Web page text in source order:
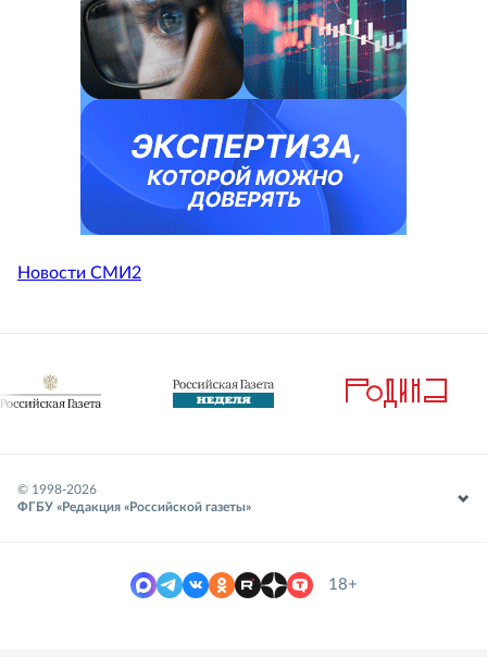
Новости СМИ2
© 1998-2026
ФГБУ «Редакция «Российской газеты»
18+